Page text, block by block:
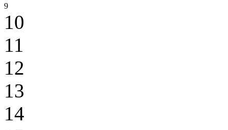
9
10
11
12
13
14